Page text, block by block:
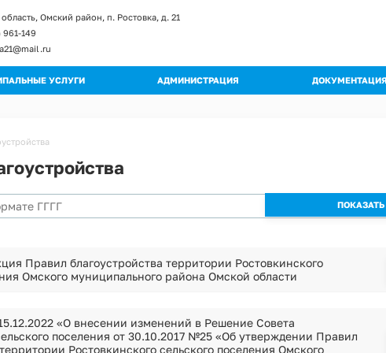
Омский район, п. Ростовка, д. 21
961-149
УСЛУГИ
схемы
АДМИНИСТРАЦИЯ
Кадровое обеспечение
Вакантные должности
Перечень мероприятий по улучшению условий
Обращения граждан
ДОКУМЕНТАЦИЯ
Публичные
Программы
Оценка
Проекты
Правил благоустройства территории Ростовкинского
Омского муниципального района Омской области
«О внесении изменений в Решение Совета
поселения от 30.10.2017 №25 «Об утверждении Правил
Ростовкинского сельского поселения Омского